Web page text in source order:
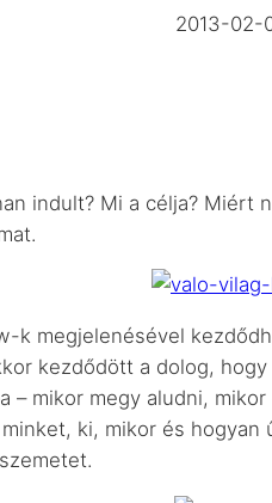
2013-02-
indult? Mi a célja?
k megjelenésével
kezdődött a dolog,
– mikor megy aludni,
ki, mikor és